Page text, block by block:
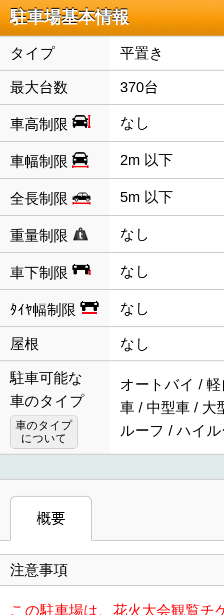
駐車場基本情報
タイプ 平置き
最大台数 370台
車高制限 なし
車幅制限 2m 以下
全長制限 5m 以下
重量制限 なし
車下制限 なし
ﾀｲﾔ幅制限 なし
屋根 なし
駐車可能な
車のタイプ
車のタイプ
について
オートバイ /
車 / 中型車 / 大
ルーフ / ハイ
概要
注意事項
この駐車場は、花火大会観覧チ